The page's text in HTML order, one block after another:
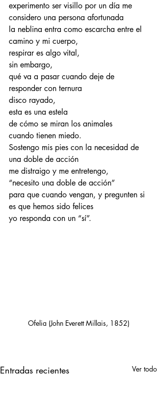
experimento ser visillo por un día me
considero una persona afortunada
la neblina entra como escarcha entre el
camino y mi cuerpo,
respirar es algo vital,
sin embargo,
qué va a pasar cuando deje de
responder con ternura
disco rayado,
esta es una estela
de cómo se miran los animales
cuando tienen miedo.
Sostengo mis pies con la necesidad de
una doble de acción
me distraigo y me entretengo,
“necesito una doble de acción”
para que cuando vengan, y pregunten si
es que hemos sido felices
yo responda con un “sí”.
Ofelia (John Everett Millais, 1852)
Entradas recientes Ver todo